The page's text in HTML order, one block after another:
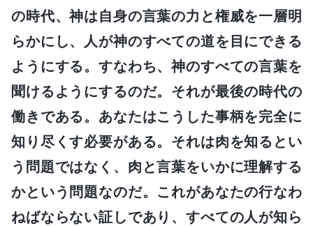
の時代、神は自身の言葉の力と権威を一層明
らかにし、人が神のすべての道を目にできる
ようにする。すなわち、神のすべての言葉を
聞けるようにするのだ。それが最後の時代の
働きである。あなたはこうした事柄を完全に
知り尽くす必要がある。それは肉を知るとい
う問題ではなく、肉と言葉をいかに理解する
かという問題なのだ。これがあなたの行なわ
ねばならない証しであり、すべての人が知ら